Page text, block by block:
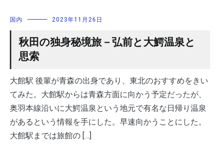
国内 2023年11月26日
秋田の独身秘境旅－弘前と大鰐温泉と
思索
大館駅 後輩が青森の出身であり、東北のおすすめをきい
てみた。大館駅からは青森方面に向かう予定だったが、
奥羽本線沿いに大鰐温泉という地元で有名な日帰り温泉
があるという情報を手にした。早速向かうことにした。
大館駅までは旅館の […]